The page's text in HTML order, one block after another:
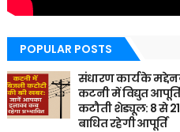
POPULAR POSTS
संधारण कार्य के
कटनी में विद्युत
कटौती शेड्यूल: 8 से
बाधित रहेगी आपूर्ति